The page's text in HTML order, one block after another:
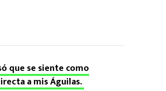
que se siente como
a mis Águilas.